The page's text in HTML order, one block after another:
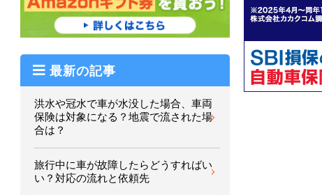
最新の記事
洪水や冠水で車が水没した場合、車両
保険は対象になる？地震で流された場
合は？
旅行中に車が故障したらどうすればい
い？対応の流れと依頼先